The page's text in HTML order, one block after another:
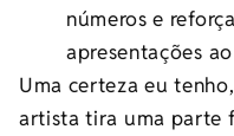
números e
apresentações
Uma certeza eu
artista tira uma parte